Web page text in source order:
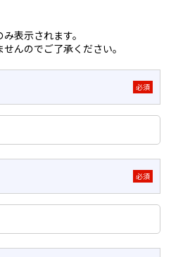
表示されます。
んのでご了承ください。
必須
必須